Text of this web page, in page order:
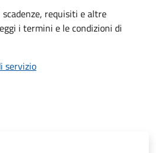
requisiti e altre
i termini e le condizioni di
servizio